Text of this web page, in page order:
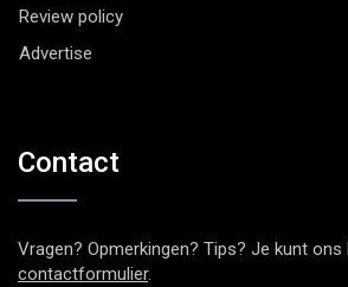
Review policy
Advertise
Contact
Vragen? Opmerkingen? Tips? Je kunt ons
contactformulier.